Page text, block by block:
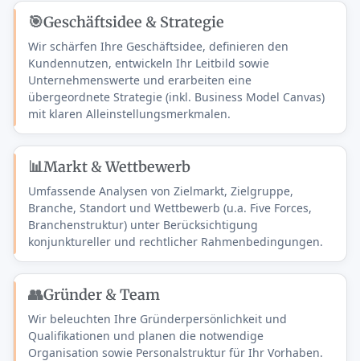
🎯Geschäftsidee & Strategie
Wir schärfen Ihre Geschäftsidee, definieren den
Kundennutzen, entwickeln Ihr Leitbild sowie
Unternehmenswerte und erarbeiten eine
übergeordnete Strategie (inkl. Business Model Canvas)
mit klaren Alleinstellungsmerkmalen.
📊Markt & Wettbewerb
Umfassende Analysen von Zielmarkt, Zielgruppe,
Branche, Standort und Wettbewerb (u.a. Five Forces,
Branchenstruktur) unter Berücksichtigung
konjunktureller und rechtlicher Rahmenbedingungen.
👥Gründer & Team
Wir beleuchten Ihre Gründerpersönlichkeit und
Qualifikationen und planen die notwendige
Organisation sowie Personalstruktur für Ihr Vorhaben.